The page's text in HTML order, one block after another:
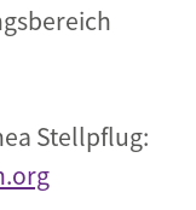
Stellpflug: